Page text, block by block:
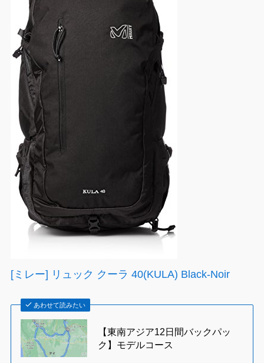
[ミレー] リュック クーラ 40(KULA) Black-Noir
あわせて読みたい
【東南アジア12日間バックパッ
ク】モデルコース